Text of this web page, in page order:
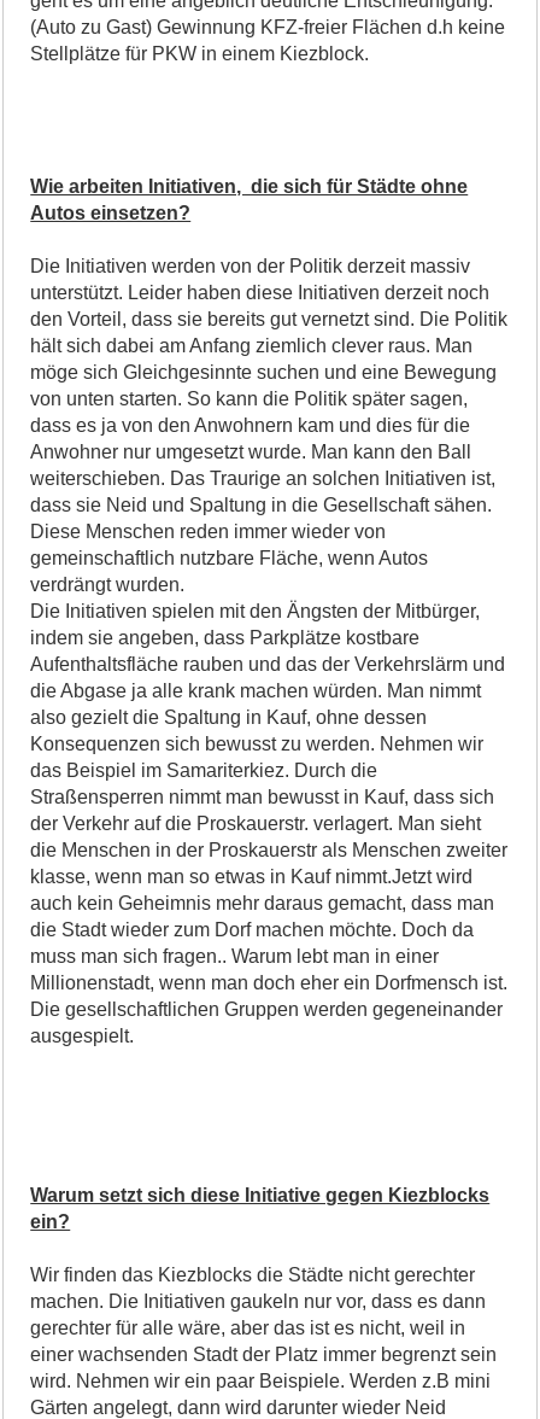
(Auto zu Gast) Gewinnung KFZ-freier Flächen d.h keine
Stellplätze für PKW in einem Kiezblock.
Wie arbeiten Initiativen, die sich für Städte ohne
Autos einsetzen?
Die Initiativen werden von der Politik derzeit massiv
unterstützt. Leider haben diese Initiativen derzeit noch
den Vorteil, dass sie bereits gut vernetzt sind. Die Politik
hält sich dabei am Anfang ziemlich clever raus. Man
möge sich Gleichgesinnte suchen und eine Bewegung
von unten starten. So kann die Politik später sagen,
dass es ja von den Anwohnern kam und dies für die
Anwohner nur umgesetzt wurde. Man kann den Ball
weiterschieben. Das Traurige an solchen Initiativen ist,
dass sie Neid und Spaltung in die Gesellschaft sähen.
Diese Menschen reden immer wieder von
gemeinschaftlich nutzbare Fläche, wenn Autos
verdrängt wurden.
Die Initiativen spielen mit den Ängsten der Mitbürger,
indem sie angeben, dass Parkplätze kostbare
Aufenthaltsfläche rauben und das der Verkehrslärm und
die Abgase ja alle krank machen würden. Man nimmt
also gezielt die Spaltung in Kauf, ohne dessen
Konsequenzen sich bewusst zu werden. Nehmen wir
das Beispiel im Samariterkiez. Durch die
Straßensperren nimmt man bewusst in Kauf, dass sich
der Verkehr auf die Proskauerstr. verlagert. Man sieht
die Menschen in der Proskauerstr als Menschen zweiter
klasse, wenn man so etwas in Kauf nimmt.Jetzt wird
auch kein Geheimnis mehr daraus gemacht, dass man
die Stadt wieder zum Dorf machen möchte. Doch da
muss man sich fragen.. Warum lebt man in einer
Millionenstadt, wenn man doch eher ein Dorfmensch ist.
Die gesellschaftlichen Gruppen werden gegeneinander
ausgespielt.
Warum setzt sich diese Initiative gegen Kiezblocks
ein?
Wir finden das Kiezblocks die Städte nicht gerechter
machen. Die Initiativen gaukeln nur vor, dass es dann
gerechter für alle wäre, aber das ist es nicht, weil in
einer wachsenden Stadt der Platz immer begrenzt sein
wird. Nehmen wir ein paar Beispiele. Werden z.B mini
Gärten angelegt, dann wird darunter wieder Neid